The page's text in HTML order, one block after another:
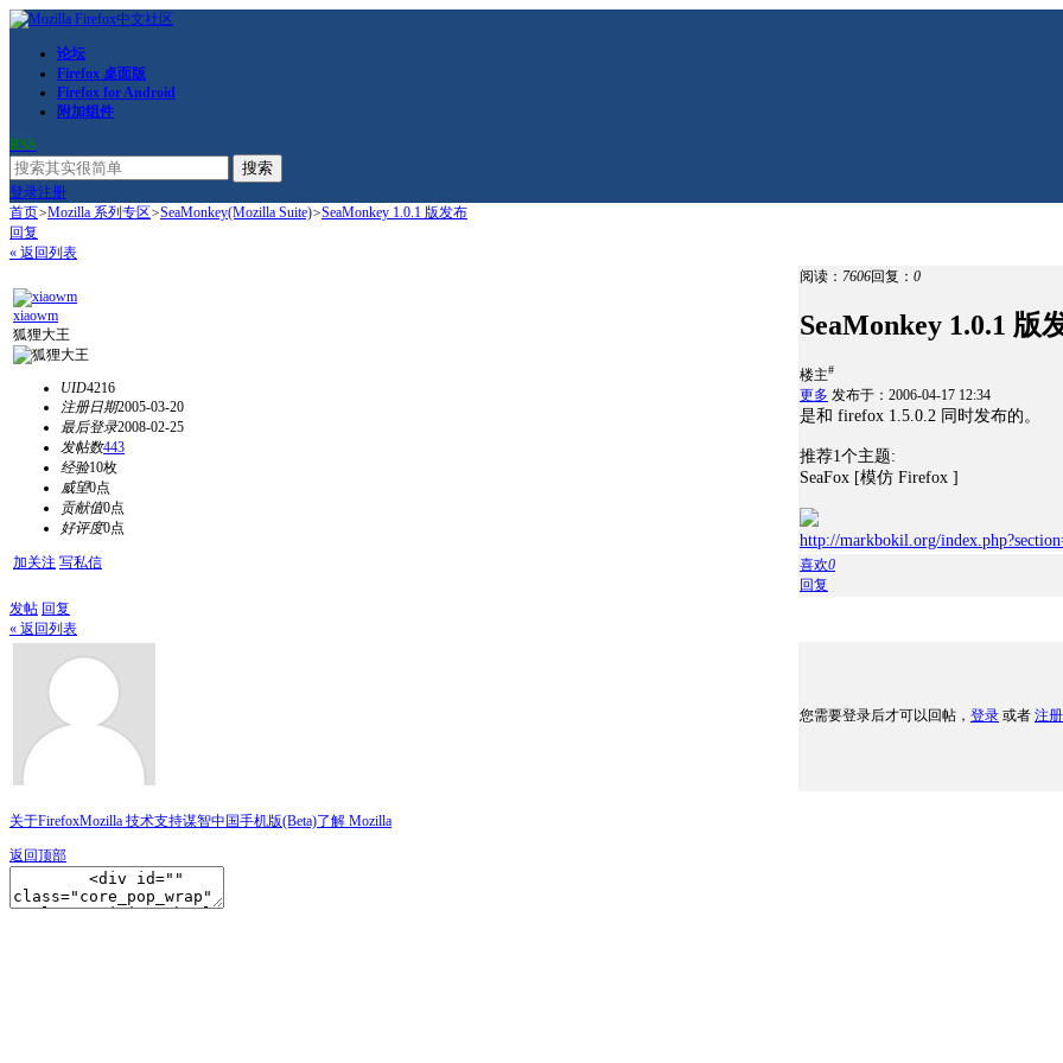
论坛
Firefox 桌面版
Firefox for Android
附加组件
RSS
搜索
登录注册
首页>Mozilla 系列专区>SeaMonkey(Mozilla Suite)>SeaMonkey 1.0.1 版发布
回复
« 返回列表
xiaowm
狐狸大王
UID4216
注册日期2005-03-20
最后登录2008-02-25
发帖数443
经验10枚
威望0点
贡献值0点
好评度0点
加关注 写私信
阅读： 7606回复： 0
SeaMonkey 1.0.1 版
楼主#
更多 发布于：2006-04-17 12:34
是和 firefox 1.5.0.2 同时发布的。
推荐1个主题:
SeaFox [模仿 Firefox ]
http://markbokil.org/
喜欢0
回复
发帖 回复
« 返回列表
您需要登录后才可以回帖， 登录 或者 注册
关于FirefoxMozilla 技术支持谋智中国手机版(Beta)了解 Mozilla
返回顶部